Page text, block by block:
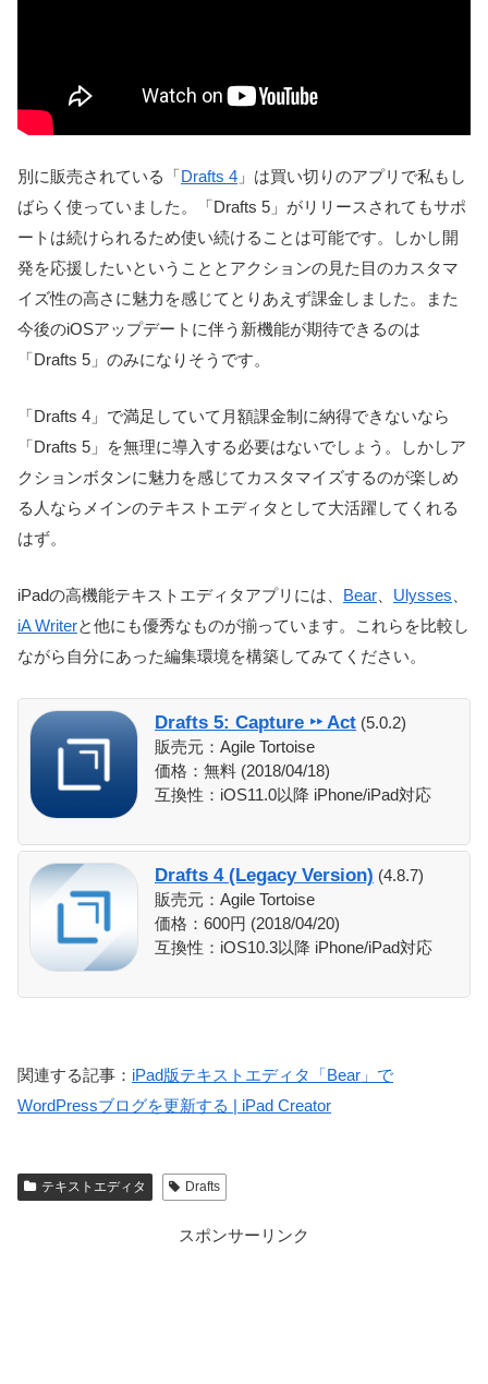
別に販売されている「Drafts 4 」は買い切りのアプリで私もし
ばらく使っていました。「Drafts 5」がリリースされてもサポ
ートは続けられるため使い続けることは可能です。しかし開
発を応援したいということとアクションの見た目のカスタマ
イズ性の高さに魅力を感じてとりあえず課金しました。また
今後のiOSアップデートに伴う新機能が期待できるのは
「Drafts 5」のみになりそうです。
「Drafts 4」で満足していて月額課金制に納得できないなら
「Drafts 5」を無理に導入する必要はないでしょう。しかしア
クションボタンに魅力を感じてカスタマイズするのが楽しめ
る人ならメインのテキストエディタとして大活躍してくれる
はず。
iPadの高機能テキストエディタアプリには、 Bear Ulysses
iA Writerと他にも優秀なものが揃っています。これらを比較し
ながら自分にあった編集環境を構築してみてください。
Drafts 5: Capture ‣‣ Act (5.0.2)
販売元：Agile Tortoise
価格：無料 (2018/04/18)
互換性：iOS11.0以降 iPhone/iPad対応
Drafts 4 (Legacy Version) (4.8.7)
販売元：Agile Tortoise
価格：600円 (2018/04/20)
互換性：iOS10.3以降 iPhone/iPad対応
関連する記事： iPad版テキストエディタ「Bear」で
WordPressブログを更新する | iPad Creator
テキストエディタ Drafts
スポンサーリンク